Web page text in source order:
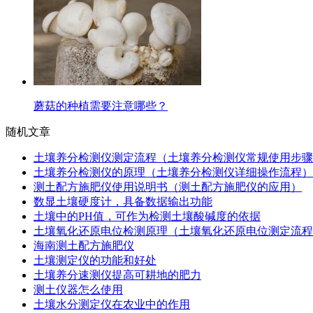
蘑菇的种植需要注意哪些？
随机文章
土壤养分检测仪测定流程（土壤养分检测仪常规使用步
土壤养分检测仪的原理（土壤养分检测仪详细操作流程）
测土配方施肥仪使用说明书（测土配方施肥仪的应用）
数显土壤硬度计，具备数据输出功能
土壤中的PH值，可作为检测土壤酸碱度的依据
土壤氧化还原电位检测原理（土壤氧化还原电位测定流
海南测土配方施肥仪
土壤测定仪的功能和好处
土壤养分速测仪提高可耕地的肥力
测土仪器怎么使用
土壤水分测定仪在农业中的作用